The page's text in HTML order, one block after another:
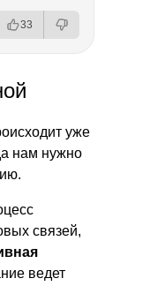
33
уже
нам нужно
связей,
ведет